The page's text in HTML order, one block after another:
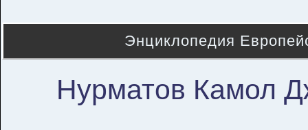
Энциклопедия
Нурматов Камол